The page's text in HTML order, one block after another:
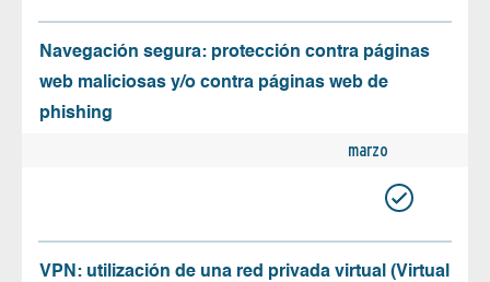
Navegación segura: protección contra páginas
web maliciosas y/o contra páginas web de
phishing
marzo
VPN: utilización de una red privada virtual (Virtual